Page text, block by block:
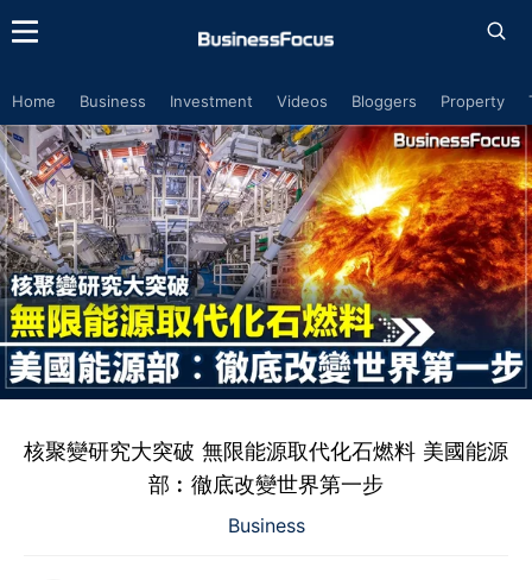
Home Business Investment Videos Bloggers Property
核聚變研究大突破 無限能源取代化石燃料 美國能源
部︰徹底改變世界第一步
Business